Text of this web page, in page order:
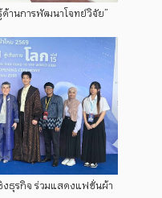
ด้านการพัฒนาโจทย์วิจัย”
งธุรกิจ ร่วมแสดงแฟชั่นผ้า